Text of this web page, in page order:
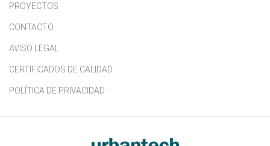
PROYECTOS
CONTACTO
AVISO LEGAL
CERTIFICADOS DE CALIDAD
POLÍTICA DE PRIVACIDAD